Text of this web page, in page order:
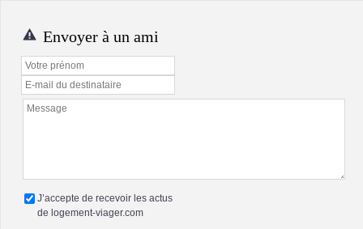
Envoyer à un ami
J’accepte de recevoir les actus
de logement-viager.com